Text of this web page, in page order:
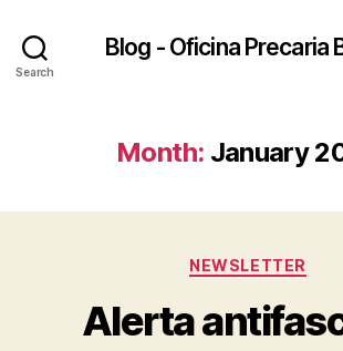
Search
Blog - Oficina Precaria
Month: January
Categories
NEWSLETTER
Alerta